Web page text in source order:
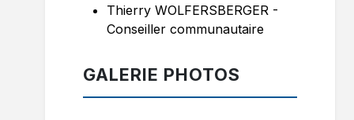
Thierry WOLFERSBERGER -
Conseiller communautaire
GALERIE PHOTOS